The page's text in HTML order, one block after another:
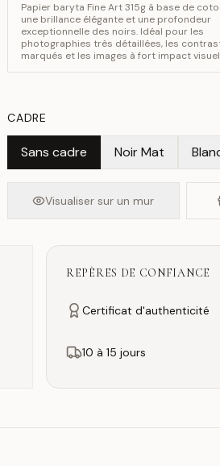
Papier baryta Fine Art 315g à base de
une brillance élégante et une profondeur
exceptionnelle des noirs. Idéal pour les
photographies très détaillées, les
marqués et les images à fort impact
CADRE
Sans cadre Noir Mat
Visualiser sur un mur
REPÈRES DE CONFIANCE
Certificat d'authenticité
10 à 15 jours